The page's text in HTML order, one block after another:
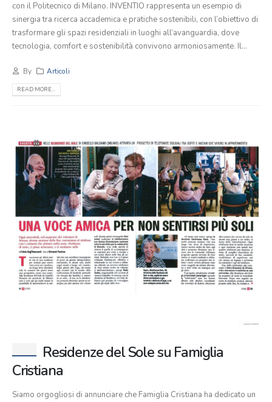
con il Politecnico di Milano. INVENTIO rappresenta un esempio di
sinergia tra ricerca accademica e pratiche sostenibili, con l’obiettivo di
trasformare gli spazi residenziali in luoghi all’avanguardia, dove
tecnologia, comfort e sostenibilità convivono armoniosamente. Il...
By Articoli
READ MORE...
Residenze del Sole su Famiglia
Cristiana
Siamo orgogliosi di annunciare che Famiglia Cristiana ha dedicato un